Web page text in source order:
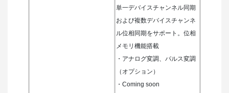
単一デバイスチャンネル同期
および複数デバイスチャンネ
ル位相同期をサポート。位相
メモリ機能搭載
・アナログ変調、パルス変調
（オプション）
・Coming soon